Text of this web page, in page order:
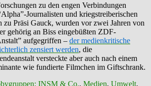
zu den engen Verbindungen
Journalisten und kriegstreiberischen
zu Präsi Gauck, wurden vor zwei Jahren von
gehörig an Biss eingebüßten ZDF-
aufgegriffen – der medienkritische
zensiert werden, die
versteckte aber auch nach einem
wie fundierte Filmchen im Giftschrank.
INSM & Co., Medien, Umwelt,